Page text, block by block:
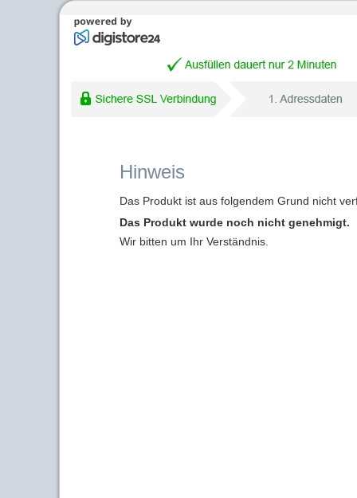
Hinweis
Das Produkt ist aus folgendem Grund nicht
Das Produkt wurde noch nicht genehmigt.
Wir bitten um Ihr Verständnis.